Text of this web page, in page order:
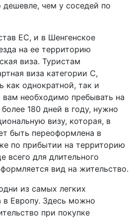
дешевле, чем у соседей по
ЕС, и в Шенгенское
на ее территорию
виза. Туристам
виза категории С,
как однократной, так и
вам необходимо пребывать на
180 дней в году, нужно
визу, которая, в
быть переоформлена в
по прибытии на территорию
всего для длительного
вид на жительство.
из самых легких
в Европу. Здесь можно
при покупке